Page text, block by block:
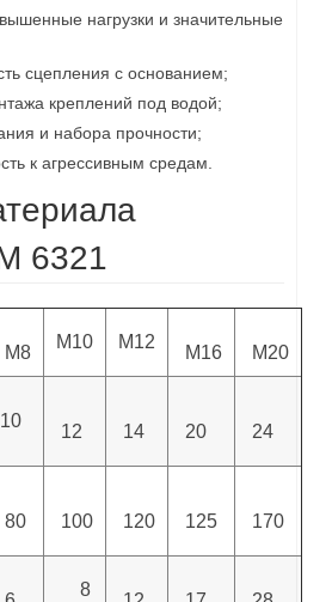
нагрузки и значительные
сцепления с основанием;
креплений под водой;
и набора прочности;
к агрессивным средам.
6321
М8
М10 М12
М16 М20
10
12 14 20 24
80 100 120 125 170
8